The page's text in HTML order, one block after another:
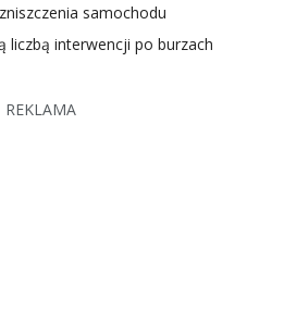
samochodu
liczbą interwencji po burzach
REKLAMA